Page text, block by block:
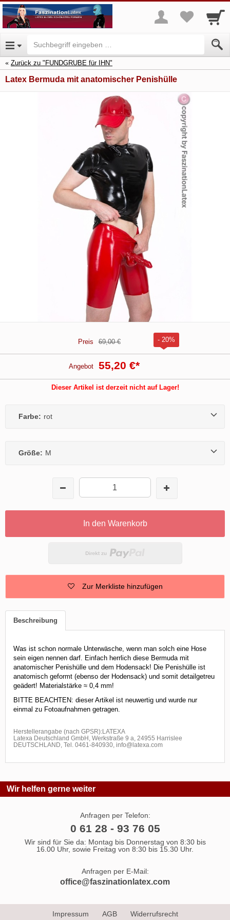
Zurück zu "FUNDGRUBE für IHN"
Latex Bermuda mit anatomischer Penishülle
Preis 69,00 € - 20%
Angebot 55,20 €*
Dieser Artikel ist derzeit nicht auf Lager!
Farbe: rot
Größe: M
In den Warenkorb
Zur Merkliste hinzufügen
Beschreibung
Was ist schon normale Unterwäsche, wenn man solch eine Hose
sein eigen nennen darf. Einfach herrlich diese Bermuda mit
anatomischer Penishülle und dem Hodensack! Die Penishülle ist
anatomisch geformt (ebenso der Hodensack) und somit detailgetreu
geädert! Materialstärke ≈ 0,4 mm!
BITTE BEACHTEN: dieser Artikel ist neuwertig und wurde nur
einmal zu Fotoaufnahmen getragen.
Herstellerangabe (nach GPSR):LATEXA
Latexa Deutschland GmbH, Werkstraße 9 a, 24955 Harrislee
DEUTSCHLAND, Tel. 0461-840930, info@latexa.com
Wir helfen gerne weiter
Anfragen per Telefon:
0 61 28 - 93 76 05
Wir sind für Sie da: Montag bis Donnerstag von 8:30 bis
16.00 Uhr, sowie Freitag von 8:30 bis 15.30 Uhr.
Anfragen per E-Mail:
office@faszinationlatex.com
Impressum AGB Widerrufsrecht